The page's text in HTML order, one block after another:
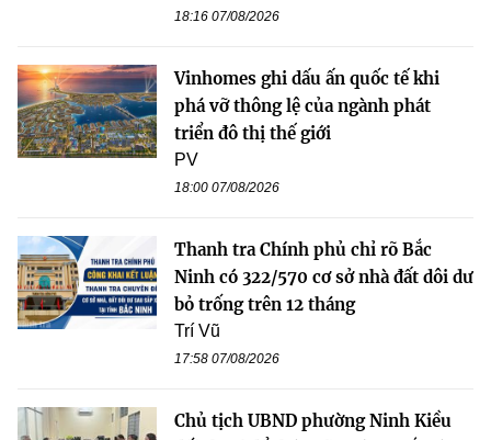
18:16 07/08/2026
Vinhomes ghi dấu ấn quốc tế khi
phá vỡ thông lệ của ngành phát
triển đô thị thế giới
PV
18:00 07/08/2026
Thanh tra Chính phủ chỉ rõ Bắc
Ninh có 322/570 cơ sở nhà đất dôi dư
bỏ trống trên 12 tháng
Trí Vũ
17:58 07/08/2026
Chủ tịch UBND phường Ninh Kiều